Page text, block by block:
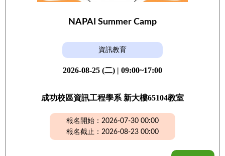
NAPAI Summer Camp
資訊教育
2026-08-25 (二) | 09:00~17:00
成功校區資訊工程學系 新大樓65104教室
報名開始：2026-07-30 00:00
報名截止：2026-08-23 00:00